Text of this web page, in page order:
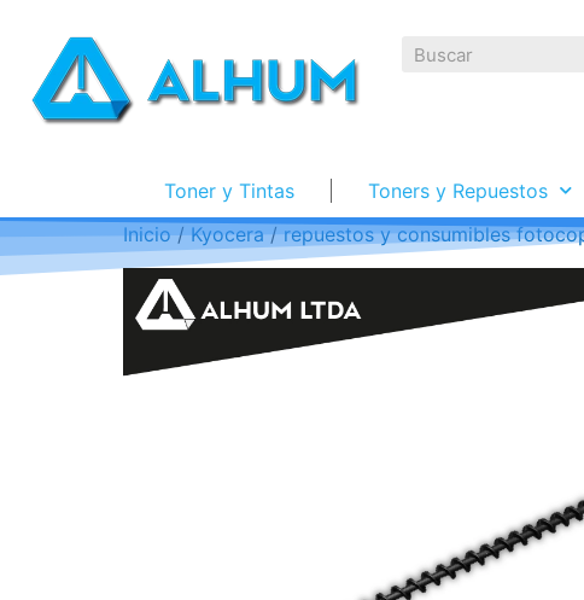
Toner y Tintas Toners y Repuestos
Inicio/Kyocera/repuestos y consumibles